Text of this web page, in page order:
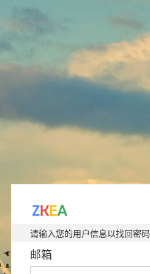
请输入您的用户信息以找回密码
邮箱